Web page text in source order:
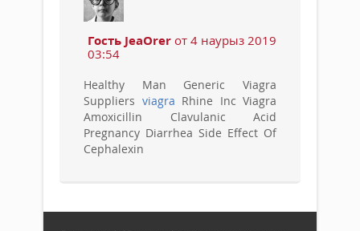
Гость JeaOrer от 4 наурыз 2019
03:54
Healthy Man Generic Viagra
Suppliers viagra Rhine Inc Viagra
Amoxicillin Clavulanic Acid
Pregnancy Diarrhea Side Effect Of
Cephalexin